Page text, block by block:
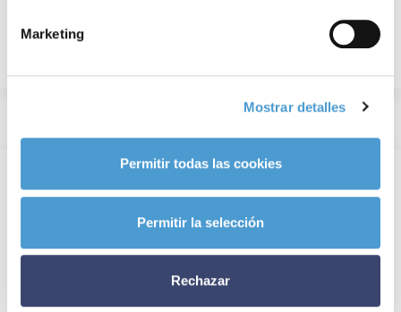
Marketing
Mostrar detalles
Permitir todas las cookies
Permitir la selección
Rechazar